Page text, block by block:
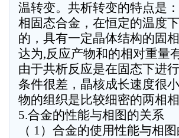
温转变。共析转变的特点是
相固态合金，在恒定的温度
的，具有一定晶体结构的固
达为,反应产物和的相对重量
由于共析反应是在固态下进
条件很差，晶核成长速度很
物的组织是比较细密的两相
5.合金的性能与相图的关系
（ 1）合金的使用性能与相